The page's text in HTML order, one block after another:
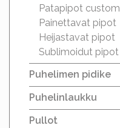
Patapipot custom
Painettavat pipot
Heijastavat pipot
Sublimoidut pipot
Puhelimen pidike
Puhelinlaukku
Pullot